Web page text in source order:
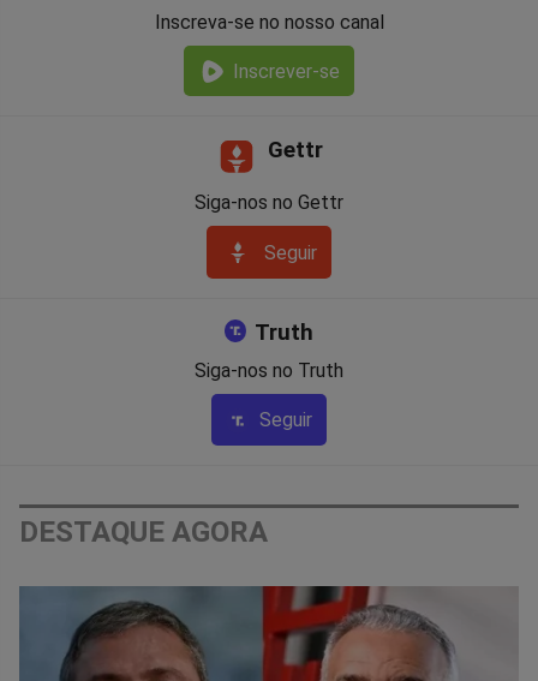
Inscreva-se no nosso canal
Inscrever-se
Gettr
Siga-nos no Gettr
Seguir
Truth
Siga-nos no Truth
Seguir
DESTAQUE AGORA